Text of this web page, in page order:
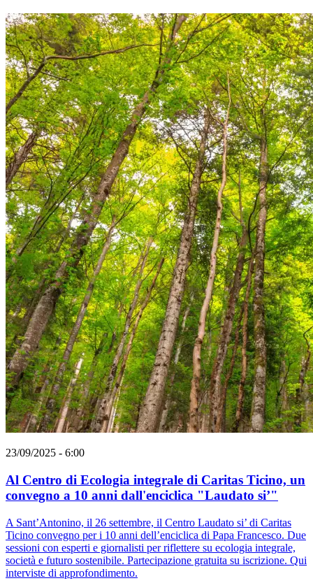
23/09/2025 - 6:00
Al Centro di Ecologia integrale di Caritas Ticino, un
convegno a 10 anni dall'enciclica "Laudato si’"
A Sant’Antonino, il 26 settembre, il Centro Laudato si’ di Caritas
Ticino convegno per i 10 anni dell’enciclica di Papa Francesco. Due
sessioni con esperti e giornalisti per riflettere su ecologia integrale,
società e futuro sostenibile. Partecipazione gratuita su iscrizione. Qui
interviste di approfondimento.